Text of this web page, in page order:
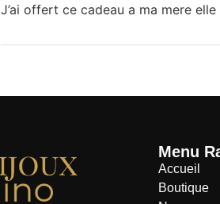
J’ai offert ce cadeau a ma mere
Menu
Accueil
Boutique